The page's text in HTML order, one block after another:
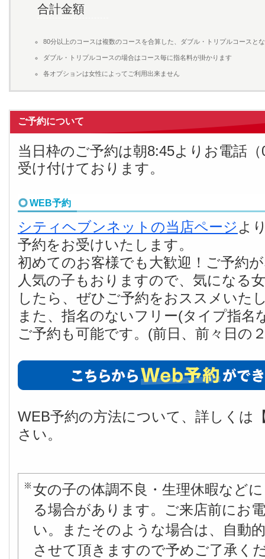
合計金額
80分以上のコースは複数のコースを合算した、ダブル・トリプルコースと
ダブル・トリプルコースの場合はコース毎に指名料が掛かります
各オプションは女性によってご利用出来ません
ご予約について
当日枠のご予約は朝8:45よりお電話
受け付けております。
WEB予約
シティヘブンネットの当店ページ よ
予約をお受けいたします。
初めてのお客様でも大歓迎！ご予約
人気の子もおりますので、気になる
したら、ぜひご予約をおススメいた
また、指名のないフリー(タイプ指名
ご予約も可能です。(前日、前々日の
WEB予約の方法について、詳しくは
さい。
女の子の体調不良・生理休暇など
る場合があります。ご来店前にお
い。またそのような場合は、自動
させて頂きますので予めご了承く